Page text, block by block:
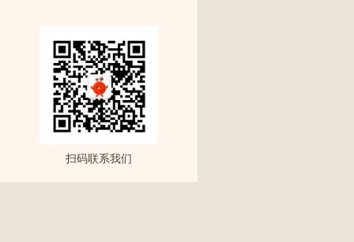
扫码联系我们